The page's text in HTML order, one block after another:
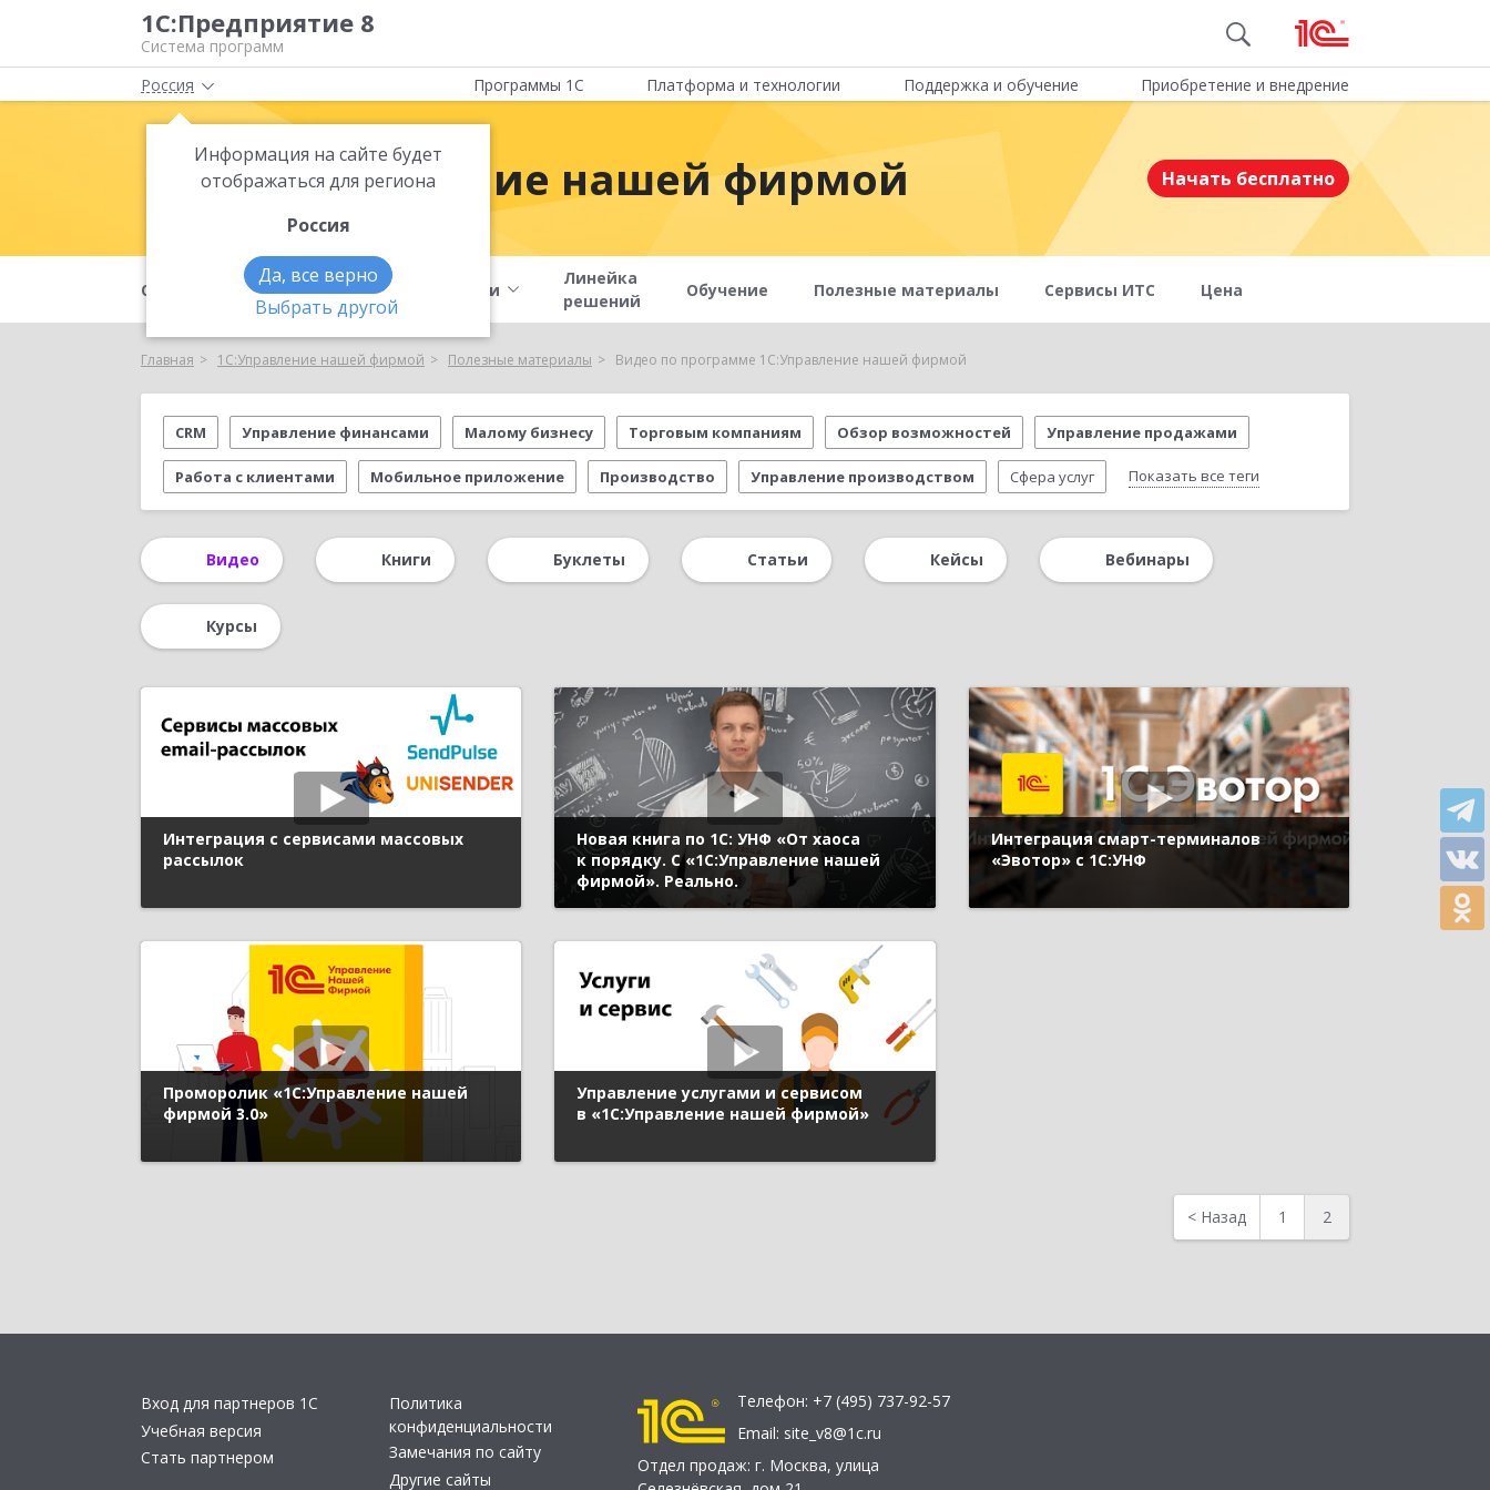
1С:Предприятие 8
Система программ
Россия
Информация на сайте будет
отображаться для региона
Россия
Да, все верно
Выбрать другой
Программы 1С Платформа и технологии Поддержка и обучение Приобретение и внедрение
1С:Управление нашей фирмой Начать бесплатно
О продукте
Для
кого
Возможности
Линейка
решений
Обучение Полезные материалы Сервисы ИТС Цена
Главная 1С:Управление нашей фирмой Полезные материалы Видео по программе 1С:Управление нашей фирмой
CRM Управление финансами Малому бизнесу Торговым компаниям Обзор возможностей Управление продажами
Работа с клиентами Мобильное приложение Производство Управление производством Сфера услуг Показать все теги
Видео Книги Буклеты Статьи Кейсы Вебинары
Курсы
Интеграция с сервисами массовых
рассылок
Новая книга по 1С: УНФ «От хаоса
к порядку. С «1С:Управление нашей
фирмой». Реально.
Интеграция смарт-терминалов
«Эвотор» с 1С:УНФ
Проморолик «1С:Управление нашей
фирмой 3.0»
Управление услугами и сервисом
в «1С:Управление нашей фирмой»
< Назад 1 2
Вход для партнеров 1С
Учебная версия
Стать партнером
Политика
конфиденциальности
Замечания по сайту
Другие сайты
Телефон: +7 (495) 737-92-57
Email: site_v8@1c.ru
Отдел продаж: г. Москва, улица